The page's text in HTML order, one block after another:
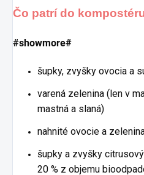
Čo patrí do
#showmore#
šupky, zvyšky ovocia a
varená zelenina (len v
mastná a slaná)
nahnité ovocie a
šupky a zvyšky
20 % z objemu